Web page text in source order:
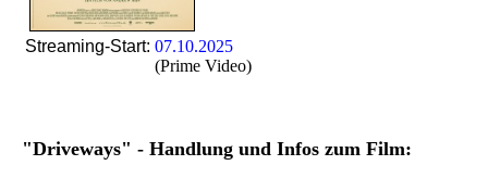
Streaming-Start: 07.10.2025
(Prime Video)
"Driveways" - Handlung und Infos zum Film: